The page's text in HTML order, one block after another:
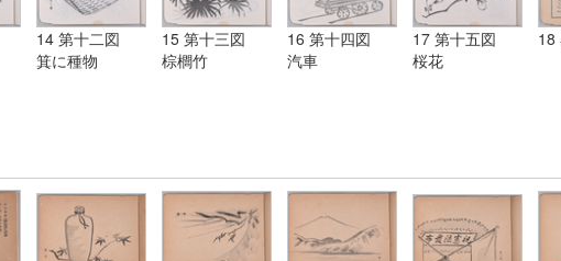
14 第十二図
箕に種物
15 第十三図
棕櫚竹
16 第十四図
汽車
17 第十五図
桜花
18